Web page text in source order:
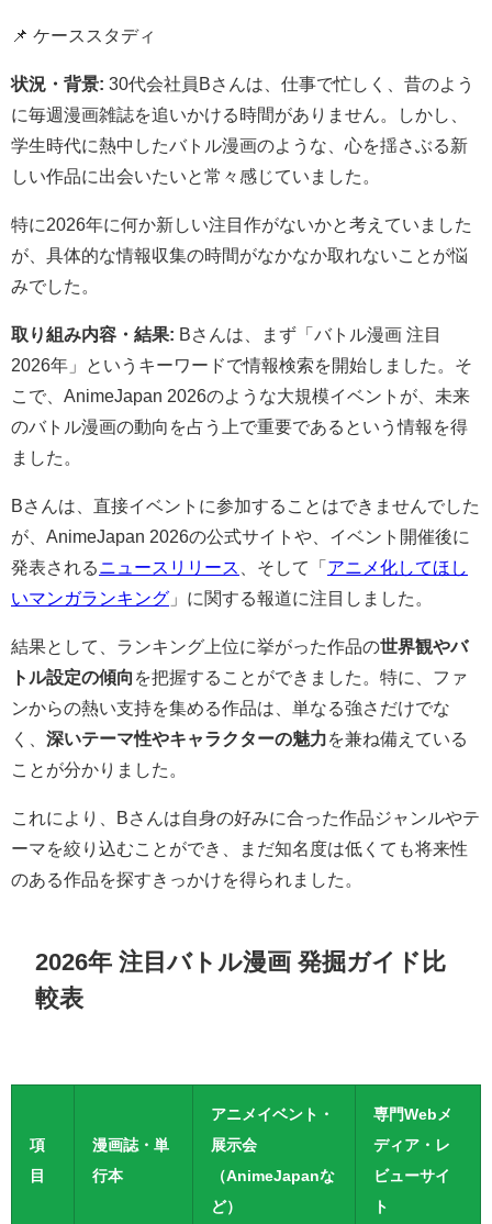
📌 ケーススタディ
状況・背景: 30代会社員Bさんは、仕事で忙しく、昔のよう
に毎週漫画雑誌を追いかける時間がありません。しかし、
学生時代に熱中したバトル漫画のような、心を揺さぶる新
しい作品に出会いたいと常々感じていました。
特に2026年に何か新しい注目作がないかと考えていました
が、具体的な情報収集の時間がなかなか取れないことが悩
みでした。
取り組み内容・結果: Bさんは、まず「バトル漫画 注目
2026年」というキーワードで情報検索を開始しました。そ
こで、AnimeJapan 2026のような大規模イベントが、未来
のバトル漫画の動向を占う上で重要であるという情報を得
ました。
Bさんは、直接イベントに参加することはできませんでした
が、AnimeJapan 2026の公式サイトや、イベント開催後に
発表されるニュースリリース 、そして「 アニメ化してほし
いマンガランキング 」に関する報道に注目しました。
結果として、ランキング上位に挙がった作品の世界観やバ
トル設定の傾向 を把握することができました。特に、ファ
ンからの熱い支持を集める作品は、単なる強さだけでな
く、 深いテーマ性やキャラクターの魅力を兼ね備えている
ことが分かりました。
これにより、Bさんは自身の好みに合った作品ジャンルやテ
ーマを絞り込むことができ、まだ知名度は低くても将来性
のある作品を探すきっかけを得られました。
2026年 注目バトル漫画 発掘ガイド比
較表
項
目
漫画誌・単
行本
アニメイベント・
展示会
（AnimeJapanな
ど）
専門Webメ
ディア・レ
ビューサイ
ト